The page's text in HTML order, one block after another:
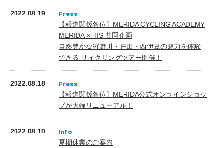
2022.08.19
【報道関係各位】MERIDA CYCLING ACADEMY
MERIDA × HIS 共同企画
自然豊かな狩野川・戸田・西伊豆の魅力を体験
できる サイクリングツアー開催！
2022.08.18
【報道関係各位】MERIDA公式オンラインショッ
プが大幅リニューアル！
2022.08.10
夏期休業のご案内